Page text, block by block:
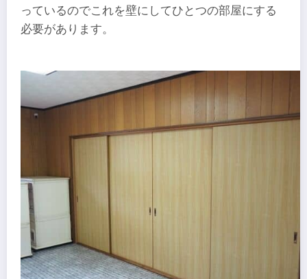
っているのでこれを壁にしてひとつの部屋にする
必要があります。